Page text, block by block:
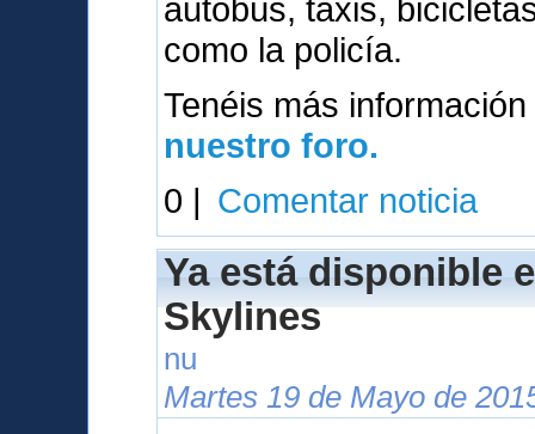
autobús, taxis,
como la policía.
Tenéis más
nuestro foro.
0 | Comentar noticia
Ya está disponible
Skylines
nu
Martes 19 de Mayo de